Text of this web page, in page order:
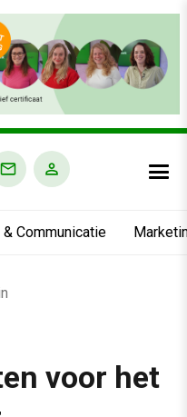
Communicatie
voor het